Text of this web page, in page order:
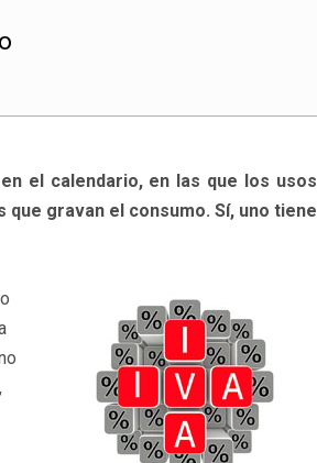
el calendario, en las que los usos
gravan el consumo. Sí, uno tiene